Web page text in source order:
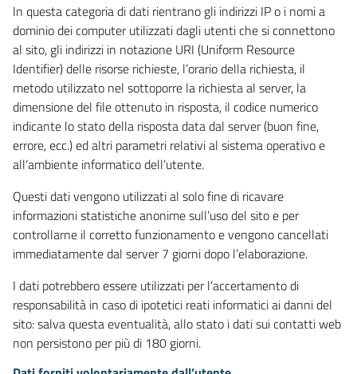
In questa categoria di dati rientrano gli indirizzi IP o i nomi a
dominio dei computer utilizzati dagli utenti che si connettono
al sito, gli indirizzi in notazione URI (Uniform Resource
Identifier) delle risorse richieste, l’orario della richiesta, il
metodo utilizzato nel sottoporre la richiesta al server, la
dimensione del file ottenuto in risposta, il codice numerico
indicante lo stato della risposta data dal server (buon fine,
errore, ecc.) ed altri parametri relativi al sistema operativo e
all’ambiente informatico dell’utente.
Questi dati vengono utilizzati al solo fine di ricavare
informazioni statistiche anonime sull’uso del sito e per
controllarne il corretto funzionamento e vengono cancellati
immediatamente dal server 7 giorni dopo l’elaborazione.
I dati potrebbero essere utilizzati per l’accertamento di
responsabilità in caso di ipotetici reati informatici ai danni del
sito: salva questa eventualità, allo stato i dati sui contatti web
non persistono per più di 180 giorni.